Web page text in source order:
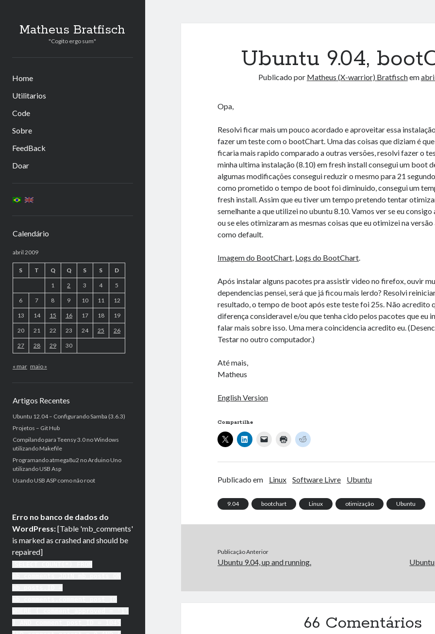
Matheus Bratfisch
"Cogito ergo sum"
Home
Utilitarios
Code
Sobre
FeedBack
Doar
Lateral
Calendário
abril 2009
S T Q Q S S D
1 2 3 4 5
6 7 8 9 10 11 12
13 14 15 16 17 18 19
20 21 22 23 24 25 26
27 28 29 30
« mar maio »
Artigos Recentes
Ubuntu 12.04 – Configurando Samba (3.6.3)
Projetos – Git Hub
Compilando para Teensy 3.0 no Windows
utilizando Makefile
Programando atmega8u2 no Arduino Uno
utilizando USB Asp
Usando USB ASP como não root
Erro no banco de dados do
WordPress:[Table 'mb_comments'
is marked as crashed and should be
repaired]
Ubuntu 9.04,
Publicado por Matheus (X-warrior) Bratfischem
Opa,
Resolvi ficar mais um pouco acordado e aproveitar essa
fazer um teste com o bootChart. Uma das coisas que diziam é
ficaria mais rapido comparado a outras versões, resolvi fazer o
minha ultima instalação (8.10) em fresh install consegui um boot
algumas modificações consegui reduzir o mesmo para 21
como prometido o tempo de boot foi diminuido, consegui um
fresh install. Assim que eu tiver um tempo pretendo tentar
semelhante a que utilizei no ubuntu 8.10. Vamos ver se eu
ou se eles otimizaram as mesmas coisas que eu otimizei na
como default.
Imagem do BootChart, Logs do BootChart.
Após instalar alguns pacotes pra assistir video no firefox, ouvir
dependencias pensei, será que já ficou mais lerdo? Resolvi
resultado, o tempo de boot após este teste foi 25s. Não acredito
diferença consideravel e/ou que tenha cido pelos pacotes que eu
falar mais sobre isso. Uma mera coincidencia acredito eu.
Testar no outro computador.)
Até mais,
Matheus
English Version
Compartilhe
Publicado em Linux Software Livre Ubuntu
9.04 bootchart Linux otimização Ubuntu
Publicação Anterior
Ubuntu 9.04, up and running.
66 Comentários